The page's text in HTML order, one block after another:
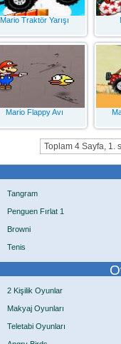
Mario Traktör Yarışı
Mario Flappy Avı
Toplam 4 Sayfa, 1.
Tangram
Penguen Fırlat 1
Browni
Tenis
2 Kişilik Oyunlar
Makyaj Oyunları
Teletabi Oyunları